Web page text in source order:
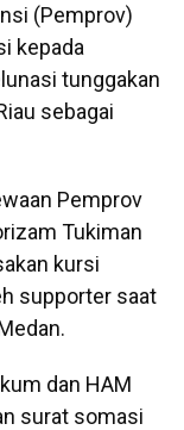
(Pemprov)
kepada
tunggakan
sebagai
Pemprov
Tukiman
kursi
supporter saat
dan HAM
surat somasi